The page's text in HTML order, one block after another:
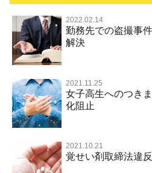
風営法・風適法違反
文書偽造・偽造文書行使
著作権法違反・商標法違反
放火・失火
名誉棄損罪・侮辱
2022.02.14
勤務先での盗撮事
解決
2021.11.25
女子高生へのつき
化阻止
2021.10.21
覚せい剤取締法違